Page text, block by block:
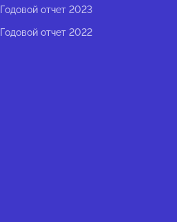
Годовой отчет 2023
Годовой отчет 2022